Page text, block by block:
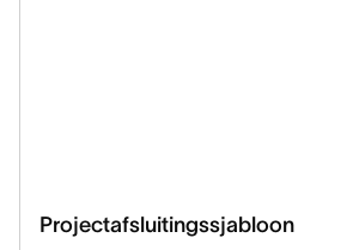
Projectafsluitingssjabloon